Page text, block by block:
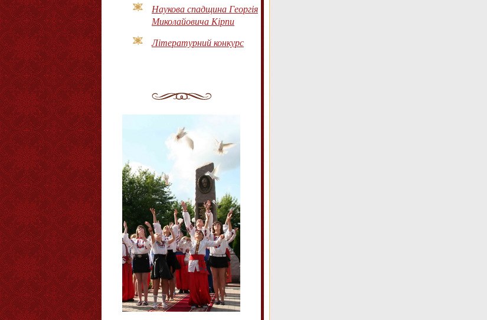
Наукова спадщина Георгія
Миколайовича Кірпи
Літературний конкурс